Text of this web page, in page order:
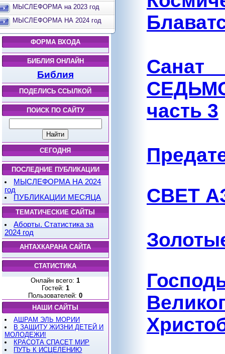
МЫСЛЕФОРМА на 2023 год
МЫСЛЕФОРМА НА 2024 год
ФОРМА ВХОДА
БИБЛИЯ ОНЛАЙН
Библия
ПОДЕЛИСЬ ССЫЛКОЙ
ПОИСК ПО САЙТУ
СЕГОДНЯ
ПОСЛЕДНИЕ ПУБЛИКАЦИИ
МЫСЛЕФОРМА НА 2024
год
ПУБЛИКАЦИИ МЕСЯЦА
ТЕМАТИЧЕСКИЕ САЙТЫ
Аборты. Статистика за
2024 год
АНТАХКАРАНА САЙТА
СТАТИСТИКА
Онлайн всего: 1
Гостей: 1
Пользователей: 0
НАШИ САЙТЫ
АШРАМ ЭЛЬ МОРИИ
В ЗАЩИТУ ЖИЗНИ ДЕТЕЙ И
МОЛОДЕЖИ!
КРАСОТА СПАСЕТ МИР
ПУТЬ К ИСЦЕЛЕНИЮ
часть 3
СВЕТ